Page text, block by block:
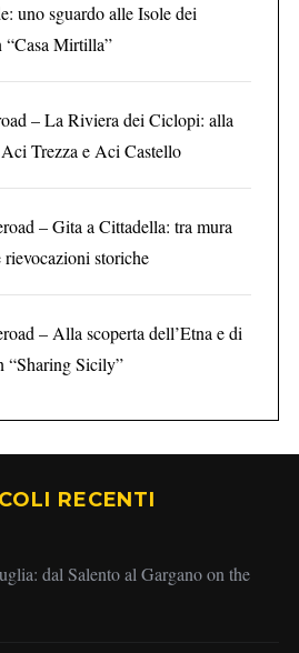
uno sguardo alle Isole dei
Mirtilla”
– La Riviera dei Ciclopi: alla
Trezza e Aci Castello
– Gita a Cittadella: tra mura
storiche
– Alla scoperta dell’Etna e di
“Sharing Sicily”
RECENTI
dal Salento al Gargano on the